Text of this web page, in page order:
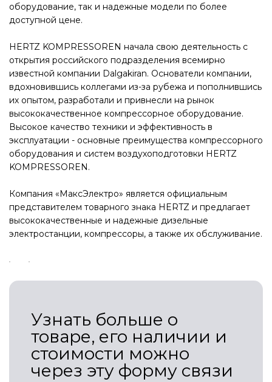
оборудование, так и надежные модели по более
доступной цене.
HERTZ KOMPRESSOREN начала свою деятельность с
открытия российского подразделения всемирно
известной компании Dalgakiran. Основатели компании,
вдохновившись коллегами из-за рубежа и пополнившись
их опытом, разработали и привнесли на рынок
высококачественное компрессорное оборудование.
Высокое качество техники и эффективность в
эксплуатации - основные преимущества компрессорного
оборудования и систем воздухоподготовки HERTZ
KOMPRESSOREN.
Компания «МаксЭлектро» является официальным
представителем товарного знака HERTZ и предлагает
высококачественные и надежные дизельные
электростанции, компрессоры, а также их обслуживание.
Узнать больше о
товаре, его наличии и
стоимости можно
через эту форму связи